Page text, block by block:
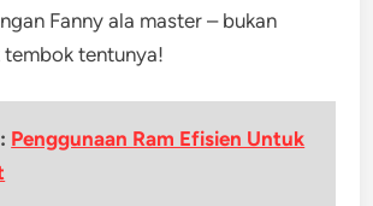
Fanny ala master – bukan
tembok tentunya!
Penggunaan Ram Efisien Untuk